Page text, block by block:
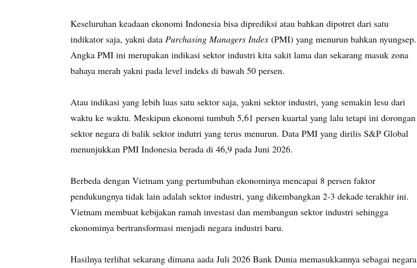
Keseluruhan keadaan ekonomi Indonesia bisa diprediksi atau bahkan dipotret dari satu
indikator saja, yakni data Purchasing Managers Index (PMI) yang menurun bahkan nyungsep.
Angka PMI ini merupakan indikasi sektor industri kita sakit lama dan sekarang masuk zona
bahaya merah yakni pada level indeks di bawah 50 persen.
Atau indikasi yang lebih luas satu sektor saja, yakni sektor industri, yang semakin lesu dari
waktu ke waktu. Meskipun ekonomi tumbuh 5,61 persen kuartal yang lalu tetapi ini dorongan
sektor negara di balik sektor indutri yang terus menurun. Data PMI yang dirilis S&P Global
menunjukkan PMI Indonesia berada di 46,9 pada Juni 2026.
Berbeda dengan Vietnam yang pertumbuhan ekonominya mencapai 8 persen faktor
pendukungnya tidak lain adalah sektor industri, yang dikembangkan 2-3 dekade terakhir ini.
Vietnam membuat kebijakan ramah investasi dan membangun sektor industri sehingga
ekonominya bertransformasi menjadi negara industri baru.
Hasilnya terlihat sekarang dimana aada Juli 2026 Bank Dunia memasukkannya sebagai negara